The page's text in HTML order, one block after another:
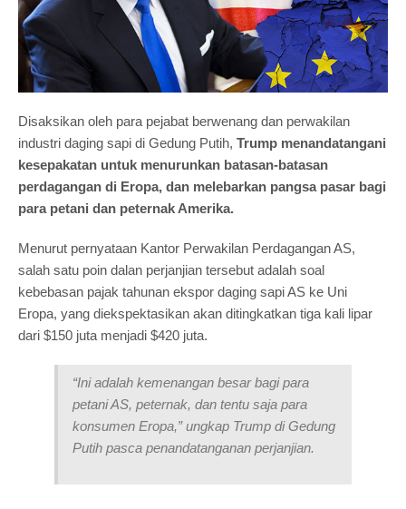
Disaksikan oleh para pejabat berwenang dan perwakilan
industri daging sapi di Gedung Putih, Trump menandatangani
kesepakatan untuk menurunkan batasan-batasan
perdagangan di Eropa, dan melebarkan pangsa pasar bagi
para petani dan peternak Amerika.
Menurut pernyataan Kantor Perwakilan Perdagangan AS,
salah satu poin dalan perjanjian tersebut adalah soal
kebebasan pajak tahunan ekspor daging sapi AS ke Uni
Eropa, yang diekspektasikan akan ditingkatkan tiga kali lipar
dari $150 juta menjadi $420 juta.
“Ini adalah kemenangan besar bagi para
petani AS, peternak, dan tentu saja para
konsumen Eropa,” ungkap Trump di Gedung
Putih pasca penandatanganan perjanjian.